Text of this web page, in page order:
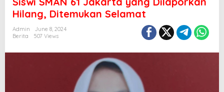
Hilang, Ditemukan Selamat
Admin
June 8, 2024
Berita
507 Views